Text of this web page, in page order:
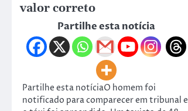
valor correto
Partilhe esta notícia
Partilhe esta notíciaO homem foi
notificado para comparecer em tribunal e